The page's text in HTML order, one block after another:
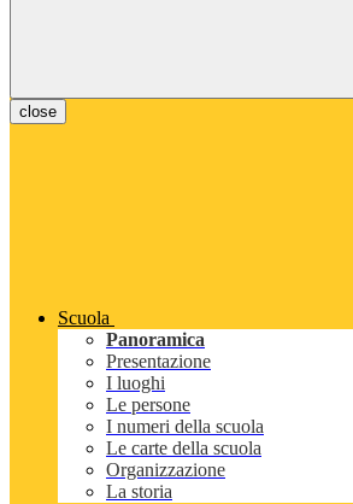
close
Scuola
Panoramica
Presentazione
I luoghi
Le persone
I numeri della scuola
Le carte della scuola
Organizzazione
La storia